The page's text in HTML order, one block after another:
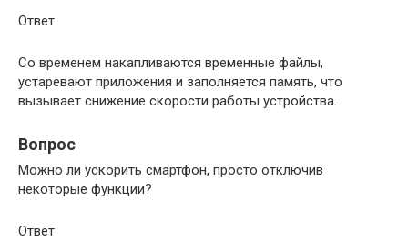
Ответ
Со временем накапливаются временные файлы,
устаревают приложения и заполняется память, что
вызывает снижение скорости работы устройства.
Вопрос
Можно ли ускорить смартфон, просто отключив
некоторые функции?
Ответ